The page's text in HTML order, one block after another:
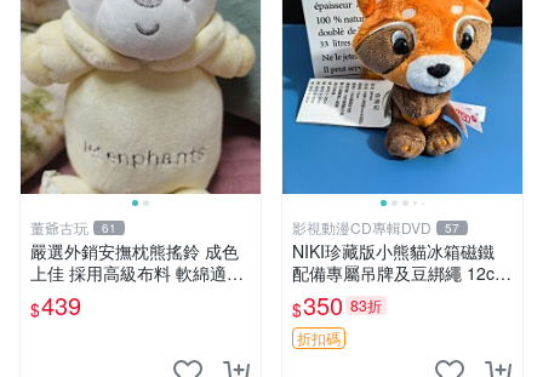
董爺古玩 61
嚴選外銷安撫枕熊搖鈴 成色
上佳 採用高級布料 軟綿適合
收藏 安心選購 安撫枕 熊玩具
搖鈴
$439
影視動漫CD專輯DVD 57
NIKI珍藏版小熊貓冰箱磁鐵
配備專屬吊牌及豆綁繩 12cm
廢品嚴選 好評推薦 小熊貓冰
箱貼 磁鐵掛件 冰箱飾品
$350 83折
折扣碼